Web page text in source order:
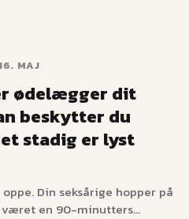
der øger
MAJ
ødelægger dit
beskytter du
stadig er lyst
Din seksårige hopper på
været en 90-minutters